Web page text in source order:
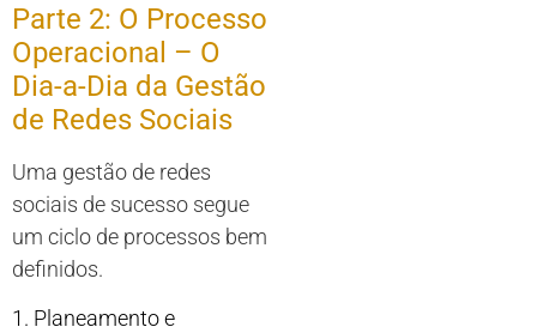
Parte 2: O Processo
Operacional – O
Dia-a-Dia da Gestão
de Redes Sociais
Uma gestão de redes
sociais de sucesso segue
um ciclo de processos bem
definidos.
1. Planeamento e